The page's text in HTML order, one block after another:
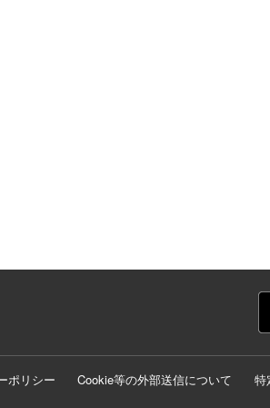
ポリシー Cookie等の外部送信について
特